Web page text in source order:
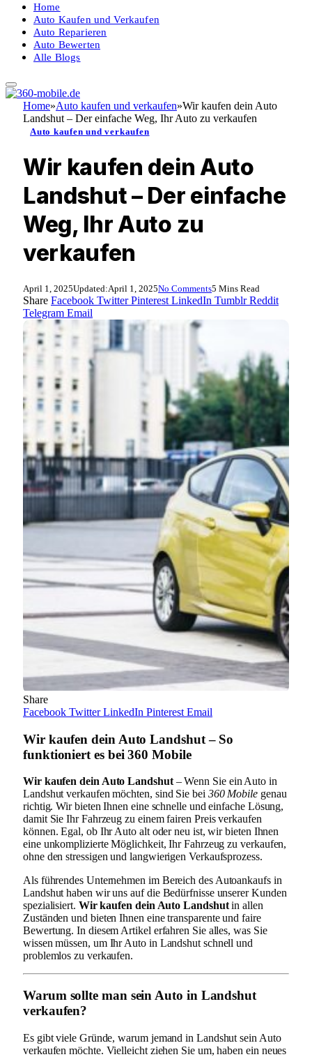
Home
Auto Kaufen und Verkaufen
Auto Reparieren
Auto Bewerten
Alle Blogs
Home»Auto kaufen und verkaufen»Wir kaufen dein Auto
Landshut – Der einfache Weg, Ihr Auto zu verkaufen
Auto kaufen und verkaufen
Wir kaufen dein Auto
Landshut – Der einfache
Weg, Ihr Auto zu
verkaufen
April 1, 2025Updated:April 1, 2025No Comments5 Mins Read
Share Facebook Twitter Pinterest LinkedIn Tumblr Reddit
Telegram Email
Share
Facebook Twitter LinkedIn Pinterest Email
Wir kaufen dein Auto Landshut – So
funktioniert es bei 360 Mobile
Wir kaufen dein Auto Landshut– Wenn Sie ein Auto in
Landshut verkaufen möchten, sind Sie bei 360 Mobilegenau
richtig. Wir bieten Ihnen eine schnelle und einfache Lösung,
damit Sie Ihr Fahrzeug zu einem fairen Preis verkaufen
können. Egal, ob Ihr Auto alt oder neu ist, wir bieten Ihnen
eine unkomplizierte Möglichkeit, Ihr Fahrzeug zu verkaufen,
ohne den stressigen und langwierigen Verkaufsprozess.
Als führendes Unternehmen im Bereich des Autoankaufs in
Landshut haben wir uns auf die Bedürfnisse unserer Kunden
spezialisiert. Wir kaufen dein Auto Landshutin allen
Zuständen und bieten Ihnen eine transparente und faire
Bewertung. In diesem Artikel erfahren Sie alles, was Sie
wissen müssen, um Ihr Auto in Landshut schnell und
problemlos zu verkaufen.
Warum sollte man sein Auto in Landshut
verkaufen?
Es gibt viele Gründe, warum jemand in Landshut sein Auto
verkaufen möchte. Vielleicht ziehen Sie um, haben ein neues